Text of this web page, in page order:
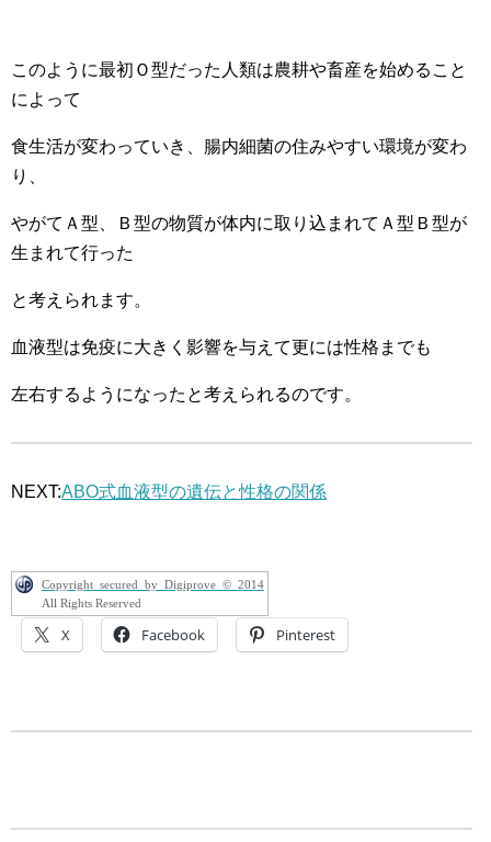
このように最初Ｏ型だった人類は農耕や畜産を始めること
によって
食生活が変わっていき、腸内細菌の住みやすい環境が変わ
り、
やがてＡ型、Ｂ型の物質が体内に取り込まれてＡ型Ｂ型が
生まれて行った
と考えられます。
血液型は免疫に大きく影響を与えて更には性格までも
左右するようになったと考えられるのです。
NEXT:ABO式血液型の遺伝と性格の関係
Copyright secured by Digiprove © 2014
All Rights Reserved
X Facebook Pinterest